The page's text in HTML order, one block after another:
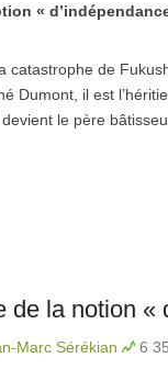
«
catastrophe de
Dumont, il est
le père
la notion «
Marc Sérékian 6